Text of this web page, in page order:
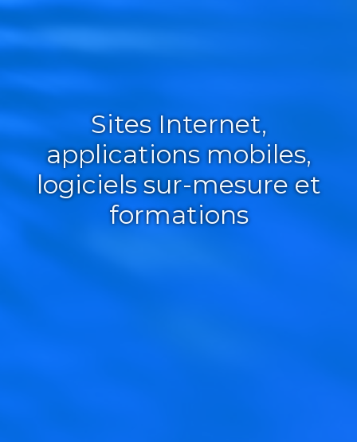
Sites Internet,
applications mobiles,
logiciels sur-mesure et
formations